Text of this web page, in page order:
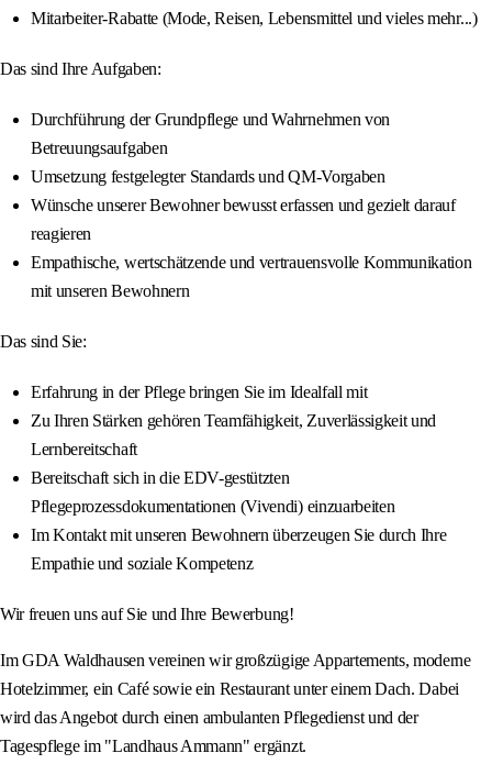
Mitarbeiter-Rabatte (Mode, Reisen, Lebensmittel und vieles mehr...)
Das sind Ihre Aufgaben:
Durchführung der Grundpflege und Wahrnehmen von
Betreuungsaufgaben
Umsetzung festgelegter Standards und QM-Vorgaben
Wünsche unserer Bewohner bewusst erfassen und gezielt darauf
reagieren
Empathische, wertschätzende und vertrauensvolle Kommunikation
mit unseren Bewohnern
Das sind Sie:
Erfahrung in der Pflege bringen Sie im Idealfall mit
Zu Ihren Stärken gehören Teamfähigkeit, Zuverlässigkeit und
Lernbereitschaft
Bereitschaft sich in die EDV-gestützten
Pflegeprozessdokumentationen (Vivendi) einzuarbeiten
Im Kontakt mit unseren Bewohnern überzeugen Sie durch Ihre
Empathie und soziale Kompetenz
Wir freuen uns auf Sie und Ihre Bewerbung!
Im GDA Waldhausen vereinen wir großzügige Appartements, moderne
Hotelzimmer, ein Café sowie ein Restaurant unter einem Dach. Dabei
wird das Angebot durch einen ambulanten Pflegedienst und der
Tagespflege im "Landhaus Ammann" ergänzt.